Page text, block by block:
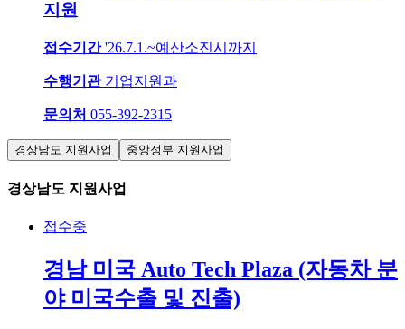
지원
접수기간 '26.7.1.~예산소진시까지
수행기관 기업지원과
문의처 055-392-2315
경상남도 지원사업 중앙정부 지원사업
경상남도 지원사업
접수중
경남 미국 Auto Tech Plaza (자동차 분
야 미국수출 및 진출)